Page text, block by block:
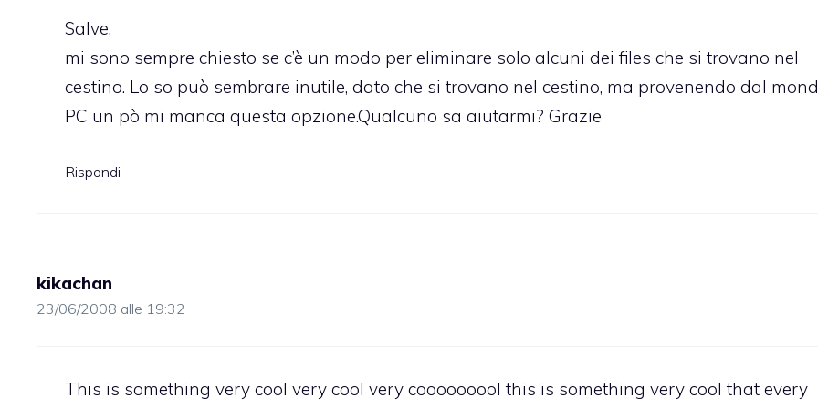
Salve,
mi sono sempre chiesto se c’è un modo per eliminare solo alcuni dei files che si trovano nel
cestino. Lo so può sembrare inutile, dato che si trovano nel cestino, ma provenendo dal
PC un pò mi manca questa opzione.Qualcuno sa aiutarmi? Grazie
Rispondi
kikachan
23/06/2008 alle 19:32
This is something very cool very cool very cooooooool this is something very cool that every